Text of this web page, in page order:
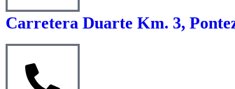
Carretera Duarte Km. 3,